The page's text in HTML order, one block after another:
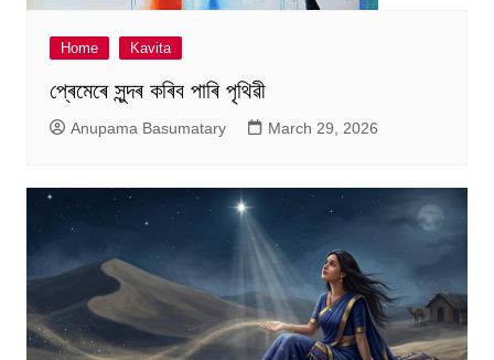
Home Kavita
প্ৰেমেৰে সুন্দৰ কৰিব পাৰি পৃথিৱী
Anupama Basumatary March 29, 2026